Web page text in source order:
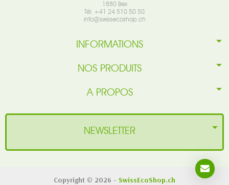
1880 Bex
Tél. +41 24 510 50 50
info@swissecoshop.ch
INFORMATIONS
NOS PRODUITS
A PROPOS
NEWSLETTER
Copyright © 2026 - SwissEcoShop.ch